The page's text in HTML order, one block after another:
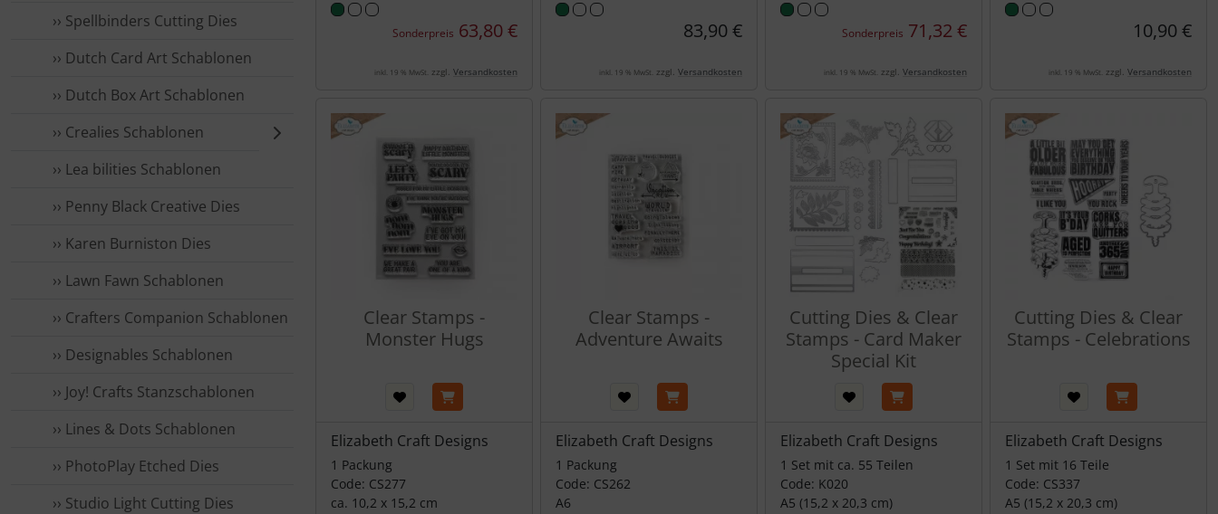
›› Spellbinders Cutting Dies
›› Dutch Card Art Schablonen
›› Dutch Box Art Schablonen
›› Crealies Schablonen
›› Lea bilities Schablonen
›› Penny Black Creative Dies
›› Karen Burniston Dies
›› Lawn Fawn Schablonen
›› Crafters Companion Schablonen
›› Designables Schablonen
›› Joy! Crafts Stanzschablonen
›› Lines & Dots Schablonen
›› PhotoPlay Etched Dies
›› Studio Light Cutting Dies
Sonderpreis 63,80 €
inkl. 19 % MwSt. zzgl. Versandkosten
83,90 €
inkl. 19 % MwSt. zzgl. Versandkosten
Sonderpreis 71,32 €
inkl. 19 % MwSt. zzgl. Versandkosten
10,90 €
inkl. 19 % MwSt. zzgl. Versandkosten
Clear Stamps -
Monster Hugs
Elizabeth Craft Designs
1 Packung
Code: CS277
ca. 10,2 x 15,2 cm
Clear Stamps -
Adventure Awaits
Elizabeth Craft Designs
1 Packung
Code: CS262
A6
Cutting Dies & Clear
Stamps - Card Maker
Special Kit
Elizabeth Craft Designs
1 Set mit ca. 55 Teilen
Code: K020
A5 (15,2 x 20,3 cm)
Cutting Dies & Clear
Stamps - Celebrations
Elizabeth Craft Designs
1 Set mit 16 Teile
Code: CS337
A5 (15,2 x 20,3 cm)